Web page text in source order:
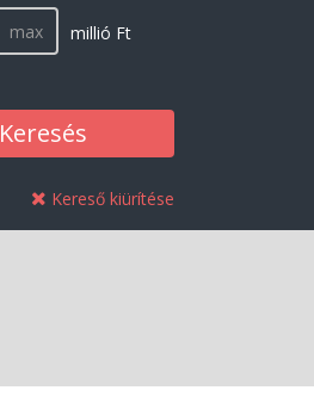
millió Ft
Keresés
Kereső kiürítése